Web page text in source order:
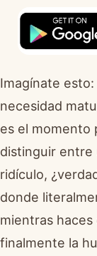
Imagínate
necesidad
es el momento
distinguir entre
ridículo,
donde
mientras haces
finalmente la